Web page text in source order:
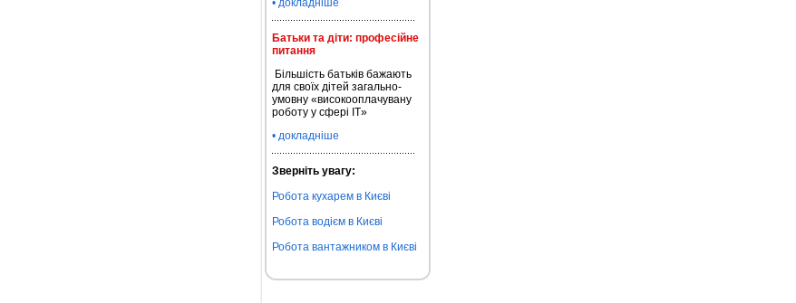
• докладніше
Батьки та діти: професійне
питання
Більшість батьків бажають
для своїх дітей загально-
умовну «високооплачувану
роботу у сфері IT»
• докладніше
Зверніть увагу:
Робота кухарем в Києві
Робота водієм в Києві
Робота вантажником в Києві